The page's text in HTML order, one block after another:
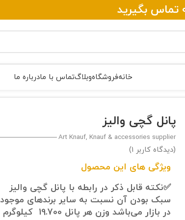
خانهفروشگاهوبلاگتماس با مادرباره ما
پانل گچی والیز
Art Knauf, Knauf & accessories supplier
(دیدگاه کاربر 1
)
ویژگی های این محصول
✅نکته قابل ذکر در رابطه با پانل گچی والیز
سبک بودن آن نسبت به سایر برندهای موجود
در بازار می‌باشد وزن هر پانل 19.700 کیلوگرم